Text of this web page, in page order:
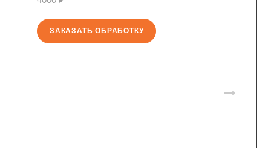
ЗАКАЗАТЬ ОБРАБОТКУ